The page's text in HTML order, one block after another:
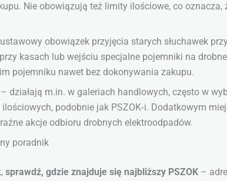
Nie obowiązują też limity ilościowe, co oznacza,
obowiązek przyjęcia starych słuchawek
kasach lub wejściu specjalne pojemniki na drobne
pojemniku nawet bez dokonywania zakupu.
– działają m.in. w galeriach handlowych, często w
podobnie jak PSZOK‑i. Dodatkowym
akcje odbioru drobnych elektroodpadów.
poradnik
sprawdź, gdzie znajduje się najbliższy PSZOK –